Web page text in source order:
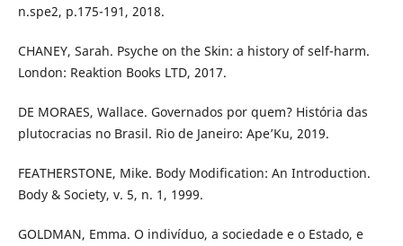
n.spe2, p.175-191, 2018.
CHANEY, Sarah. Psyche on the Skin: a history of self-harm.
London: Reaktion Books LTD, 2017.
DE MORAES, Wallace. Governados por quem? História das
plutocracias no Brasil. Rio de Janeiro: Ape’Ku, 2019.
FEATHERSTONE, Mike. Body Modification: An Introduction.
Body & Society, v. 5, n. 1, 1999.
GOLDMAN, Emma. O indivíduo, a sociedade e o Estado, e